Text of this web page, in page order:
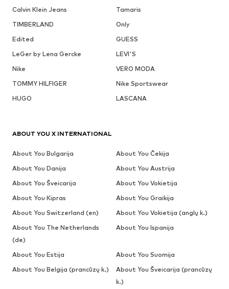
Calvin Klein Jeans
Tamaris
TIMBERLAND
Only
Edited
GUESS
LeGer by Lena Gercke
LEVI'S
Nike
VERO MODA
TOMMY HILFIGER
Nike Sportswear
HUGO
LASCANA
ABOUT YOU X INTERNATIONAL
About You Bulgarija
About You Čekija
About You Danija
About You Austrija
About You Šveicarija
About You Vokietija
About You Kipras
About You Graikija
About You Switzerland (en)
About You Vokietija (anglų k.)
About You The Netherlands
(de)
About You Ispanija
About You Estija
About You Suomija
About You Belgija (prancūzų k.)
About You Šveicarija (prancūzų
k.)